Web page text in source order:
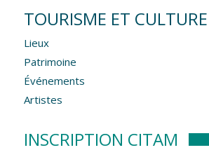
TOURISME ET CULTURE
Lieux
Patrimoine
Événements
Artistes
INSCRIPTION CITAM